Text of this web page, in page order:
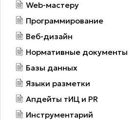
Web-мастеру
Программирование
Веб-дизайн
Нормативные документы
Базы данных
Языки разметки
Апдейты тИЦ и PR
Инструментарий